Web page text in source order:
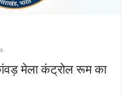
मेला कंट्रोल रूम का